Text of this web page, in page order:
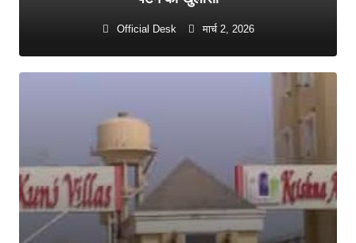
Official Desk मार्च 2, 2026